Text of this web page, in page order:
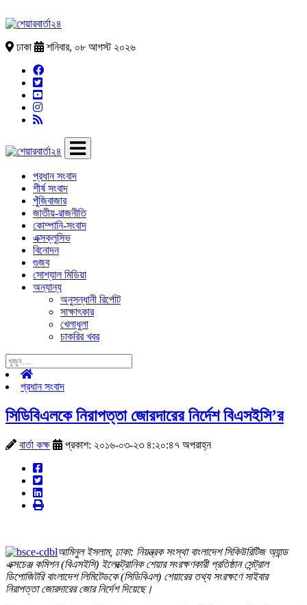
ঢাকা শনিবার, ০৮ আগস্ট ২০২৬
প্রধান সংবাদ
শীর্ষ সংবাদ
পুঁজিবাজার
জাতীয়-রাজনীতি
কোম্পানি-সংবাদ
এক্সক্লুসিভ
বিনোদন
গুজব
সোশ্যাল মিডিয়া
অন্যান্য
অনুসন্ধানী রির্পোট
সাক্ষাৎকার
খেলাধুলা
চাকরির খবর
প্রধান সংবাদ
সিডিবিএলকে নিরাপত্তা জোরদারের নির্দেশ বিএসইসি’র
বার্তা কক্ষ প্রকাশ: ২০১৬-০৩-২৩ ৪:২০:৪৭ অপরাহ্ন
আমিনুল ইসলাম, ঢাকা: নিয়ন্ত্রক সংস্থা বাংলাদেশ সিকিউরিটিজ অ্যান্ড
এক্সচেঞ্জ কমিশন (বিএসইসি) ইলেক্ট্রোনিক শেয়ার সংরক্ষণকারী প্রতিষ্ঠান সেন্ট্রাল
ডিপোজিটরি বাংলাদেশ লিমিটেডকে (সিডিবিএল) শেয়ারের তথ্য সংরক্ষণে সাইবার
নিরাপত্তা জোরদারের জোর নির্দেশ দিয়েছে।